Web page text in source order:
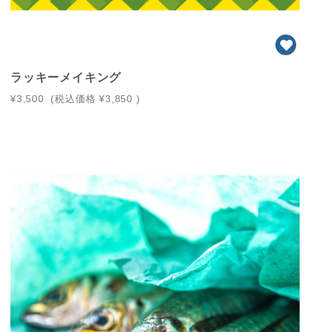
ラッキーメイキング
¥3,500 (税込価格 ¥3,850 )